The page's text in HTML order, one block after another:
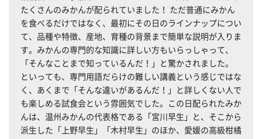
たくさんのみかんが配られていました！ ただ普通にみかん
を食べるだけではなく、最初にその日のラインナップについ
て、品種や特徴、産地、育種の背景まで簡単な説明が入りま
す。みかんの専門的な知識に詳しい方もいらっしゃって、
「そんなことまで知っているんだ！」と驚かされました。
といっても、専門用語だらけの難しい講義という感じではな
く、あくまで「そんな違いがあるんだ！」と詳しくない人で
も楽しめる試食会という雰囲気でした。この日配られたみか
んは、温州みかんの代表格である「宮川早生」と、そこから
派生した「上野早生」「木村早生」のほか、愛媛の高級柑橘